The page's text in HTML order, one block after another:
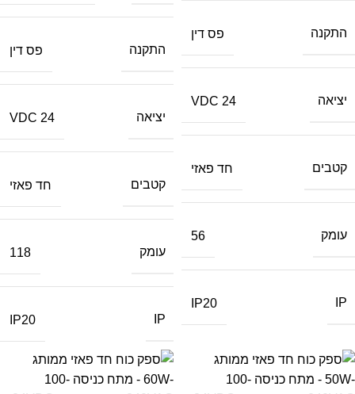
התקנה פס דין
יציאה 24 VDC
קטבים חד פאזי
עומק 56
IP
IP20
התקנה פס דין
יציאה 24 VDC
קטבים חד פאזי
עומק 118
IP
IP20